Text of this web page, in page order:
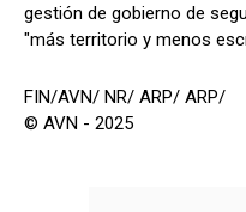
gestión de gobierno de
"más territorio y menos
FIN/AVN/ NR/ ARP/ ARP/
© AVN - 2025